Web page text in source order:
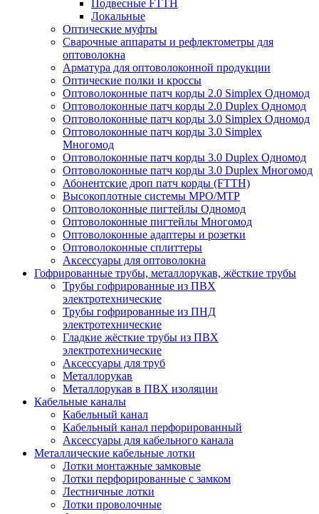
Подвесные FTTH
Локальные
Оптические муфты
Сварочные аппараты и рефлектометры для
оптоволокна
Арматура для оптоволоконной продукции
Оптические полки и кроссы
Оптоволоконные патч корды 2.0 Simplex Одномод
Оптоволоконные патч корды 2.0 Duplex Одномод
Оптоволоконные патч корды 3.0 Simplex Одномод
Оптоволоконные патч корды 3.0 Simplex
Многомод
Оптоволоконные патч корды 3.0 Duplex Одномод
Оптоволоконные патч корды 3.0 Duplex Многомод
Абонентские дроп патч корды (FTTH)
Высокоплотные системы MPO/MTP
Оптоволоконные пигтейлы Одномод
Оптоволоконные пигтейлы Многомод
Оптоволоконные адаптеры и розетки
Оптоволоконные сплиттеры
Аксессуары для оптоволокна
Гофрированные трубы, металлорукав, жёсткие трубы
Трубы гофрированные из ПВХ
электротехнические
Трубы гофрированные из ПНД
электротехнические
Гладкие жёсткие трубы из ПВХ
электротехнические
Аксессуары для труб
Металлорукав
Металлорукав в ПВХ изоляции
Кабельные каналы
Кабельный канал
Кабельный канал перфорированный
Аксессуары для кабельного канала
Металлические кабельные лотки
Лотки монтажные замковые
Лотки перфорированные с замком
Лестничные лотки
Лотки проволочные